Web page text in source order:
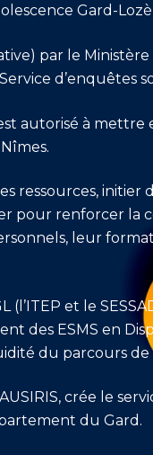
Gard-
par le
d’enquêtes
autorisé à mettre
ressources, initier
pour renforcer la
leur
et le
des ESMS en
du parcours de
crée le
du Gard.